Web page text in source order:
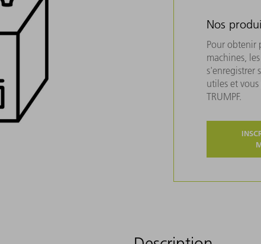
Nos
Pour obtenir
machines,
s'enregistrer
utiles et
TRUMPF.